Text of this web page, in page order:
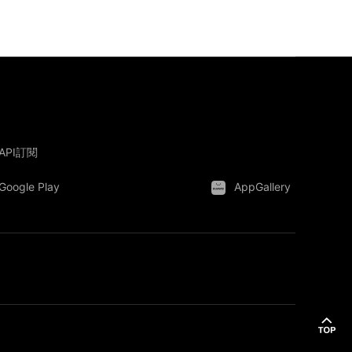
訂閱
Play AppGallery